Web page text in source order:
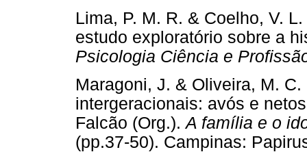
Lima, P. M. R. & Coelho, V.
estudo exploratório sobre a
Psicologia Ciência e
Maragoni, J. & Oliveira, M.
intergeracionais: avós e
Falcão (Org.).A família e o
(pp.37-50). Campinas: